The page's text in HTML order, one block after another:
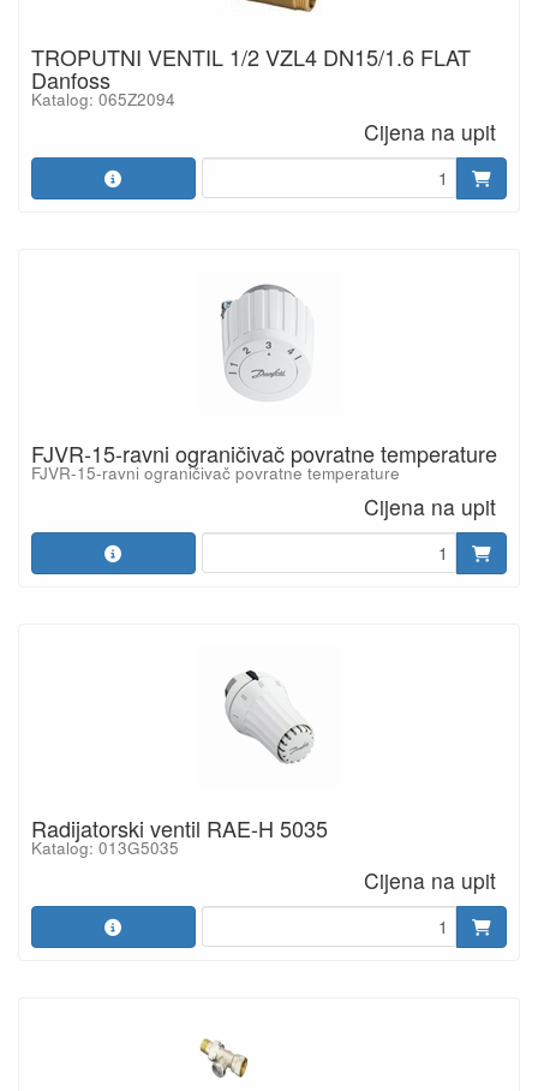
TROPUTNI VENTIL 1/2 VZL4 DN15/1.6 FLAT
Danfoss
Katalog: 065Z2094
Cijena na upit
FJVR-15-ravni ograničivač povratne temperature
FJVR-15-ravni ograničivač povratne temperature
Cijena na upit
Radijatorski ventil RAE-H 5035
Katalog: 013G5035
Cijena na upit